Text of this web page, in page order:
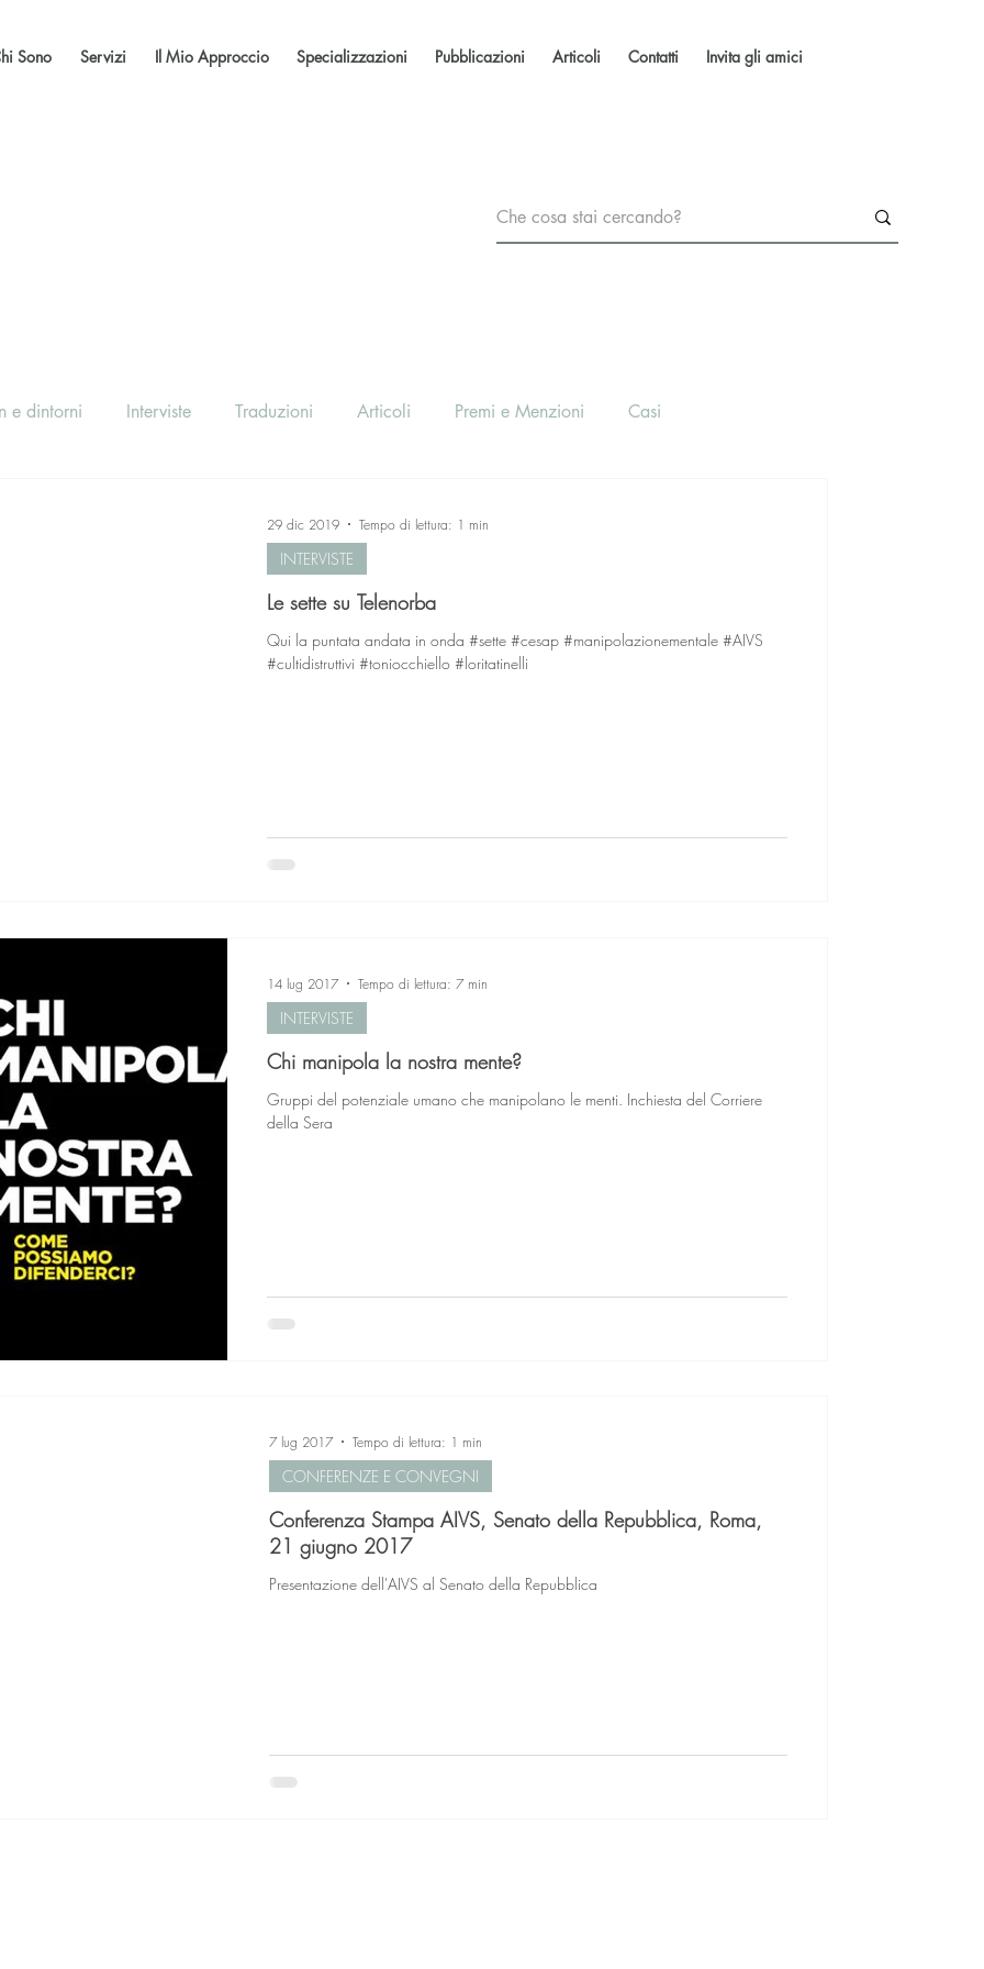
Sono Servizi Il Mio Approccio Specializzazioni Pubblicazioni Articoli Contatti Invita gli amici
e dintorni Interviste Traduzioni Articoli Premi e Menzioni Casi
Le sette su Telenorba
Qui la puntata andata in onda #sette #cesap #manipolazionementale #AIVS
#cultidistruttivi #toniocchiello #loritatinelli
INTERVISTE
29 dic 2019 Tempo di lettura: 1 min
Chi manipola la nostra mente?
Gruppi del potenziale umano che manipolano le menti. Inchiesta del Corriere
della Sera
INTERVISTE
14 lug 2017 Tempo di lettura: 7 min
Conferenza Stampa AIVS, Senato della Repubblica, Roma,
21 giugno 2017
Presentazione dell'AIVS al Senato della Repubblica
CONFERENZE E CONVEGNI
7 lug 2017 Tempo di lettura: 1 min